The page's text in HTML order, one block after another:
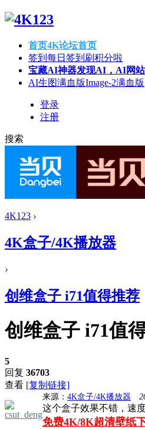
首页4K论坛首页
签到 每日签到刷积分啦
宝藏AI神器发现AI，AI网
AI生图满血版Image-2满血版
登录
注册
搜索
4K123 ›
4K盒子/4K播放器
›
创维盒子 i71值得推荐
创维盒子 i71值
5
回复 36703
查看 [复制链接]
csut_deng
来源： 4K盒子/4K播放器
这个盒子效果不错，速
免费4K/8K超清壁纸